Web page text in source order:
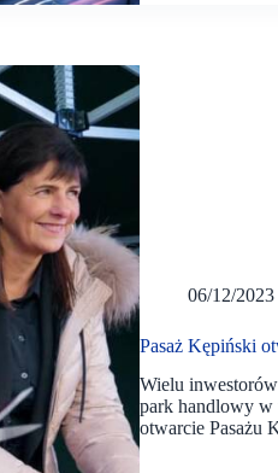
06/12/2023
Pasaż Kępiński
Wielu
park handlowy w
otwarcie Pasażu